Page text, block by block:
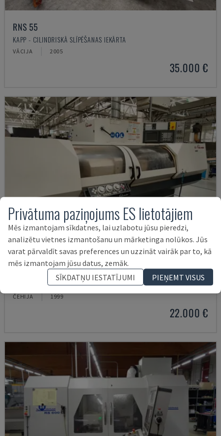
RNS 55
KAPP - CILINDRISKĀ SLĪPĒŠANAS IEKĀRTA
VĀCIJA 2005
35.000 €
S30 LEAN PRO
STUDER - CILINDRISKĀ SLĪPĒŠANAS IEKĀRTA
ČEHIJA 1999
22.000 €
Privātuma paziņojums ES lietotājiem
Mēs izmantojam sīkdatnes, lai uzlabotu jūsu pieredzi,
analizētu vietnes izmantošanu un mārketinga nolūkos. Jūs
varat pārvaldīt savas preferences un uzzināt vairāk par to, kā
mēs izmantojam jūsu datus, zemāk.
SĪKDATŅU IESTATĪJUMI
PIEŅEMT VISUS